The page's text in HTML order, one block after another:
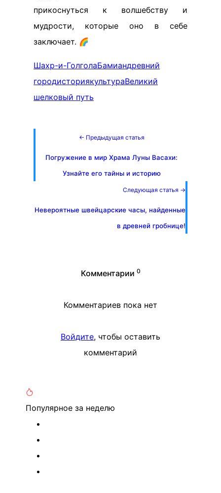
прикоснуться к волшебству и
мудрости, которые оно в себе
заключает. 🌈
Шахр-и-ГолголаБамиандревний
городисториякультураВеликий
шелковый путь
← Предыдущая статья
Погружение в мир Храма Луны Васахи:
Узнайте его тайны и историю
Следующая статья →
Невероятные швейцарские часы, найденные
в древней гробнице!
Комментарии 0
Комментариев пока нет
Войдите, чтобы оставить
комментарий
Популярное за неделю